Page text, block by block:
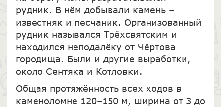
рудник. В нём добывали камень –
известняк и песчаник. Организованный
рудник назывался Трёхсвятским и
находился неподалёку от Чёртова
городища. Были и другие выработки,
около Сентяка и Котловки.
Общая протяжённость всех ходов в
каменоломне 120–150 м, ширина от 3 до